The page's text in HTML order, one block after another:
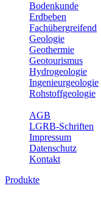
Bodenkunde
Erdbeben
Fachübergreifend
Geologie
Geothermie
Geotourismus
Hydrogeologie
Ingenieurgeologie
Rohstoffgeologie
AGB
LGRB-Schriften
Impressum
Datenschutz
Kontakt
Produkte